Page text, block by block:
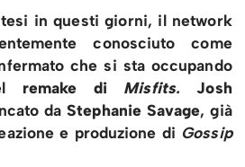
in questi giorni, il network
conosciuto come
che si sta occupando
remake di Misfits.
Josh
daStephanie Savage, già
e produzione di Gossip